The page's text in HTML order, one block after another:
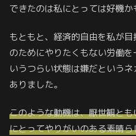
できたのは私にとっては好機か
もともと、経済的自由を私が
のためにやりたくもない労働
いうつらい状態は嫌だという
ありました。
このような動機は、厭世観と
にとってやりがいのある素晴